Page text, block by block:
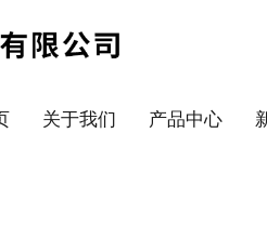
关于我们 产品中心